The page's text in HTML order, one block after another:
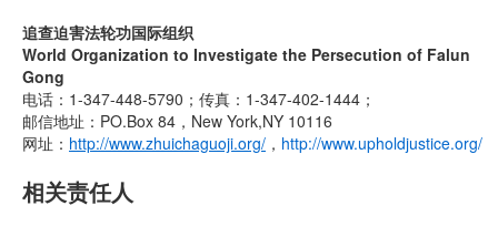
追查迫害法轮功国际组织
World Organization to Investigate the Persecution of Falun
Gong
电话：1-347-448-5790；传真：1-347-402-1444；
邮信地址：PO.Box 84，New York,NY 10116
网址： http://www.zhuichaguoji.org/ ， http://www.upholdjustice.org/
相关责任人